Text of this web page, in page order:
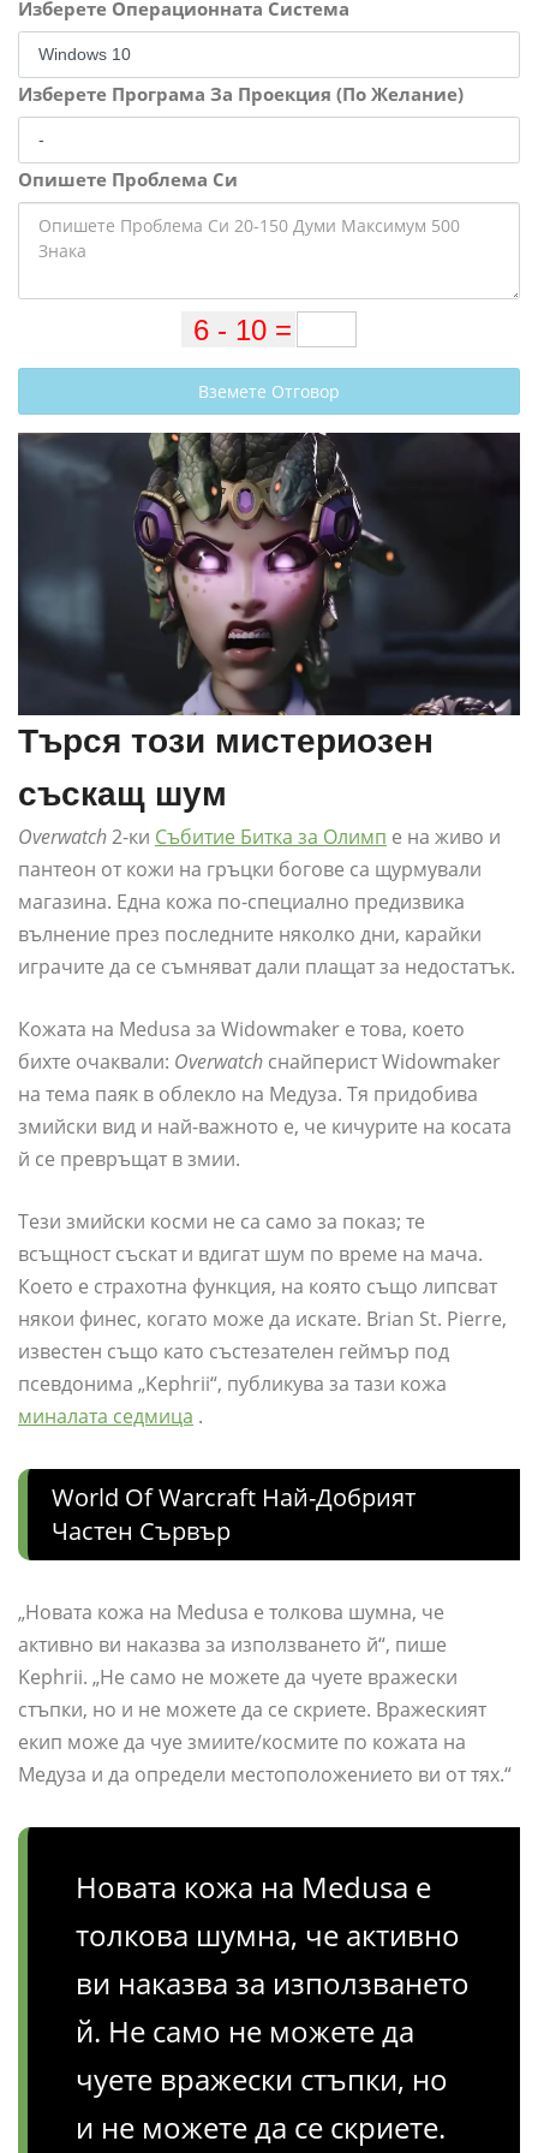
Изберете Операционната Система
Изберете Програма За Проекция (По Желание)
Опишете Проблема Си
Вземете Отговор
Търся този мистериозен
съскащ шум
Overwatch2-ки Събитие Битка за Олимп е на живо и
пантеон от кожи на гръцки богове са щурмували
магазина. Една кожа по-специално предизвика
вълнение през последните няколко дни, карайки
играчите да се съмняват дали плащат за недостатък.
Кожата на Medusa за Widowmaker е това, което
бихте очаквали: Overwatch снайперист Widowmaker
на тема паяк в облекло на Медуза. Тя придобива
змийски вид и най-важното е, че кичурите на косата
й се превръщат в змии.
Тези змийски косми не са само за показ; те
всъщност съскат и вдигат шум по време на мача.
Което е страхотна функция, на която също липсват
някои финес, когато може да искате. Brian St. Pierre,
известен също като състезателен геймър под
псевдонима „Kephrii“, публикува за тази кожа
миналата седмица .
World Of Warcraft Най-Добрият
Частен Сървър
„Новата кожа на Medusa е толкова шумна, че
активно ви наказва за използването й“, пише
Kephrii. „Не само не можете да чуете вражески
стъпки, но и не можете да се скриете. Вражеският
екип може да чуе змиите/космите по кожата на
Медуза и да определи местоположението ви от тях.“
Новата кожа на Medusa е
толкова шумна, че активно
ви наказва за използването
й. Не само не можете да
чуете вражески стъпки, но
и не можете да се скриете.